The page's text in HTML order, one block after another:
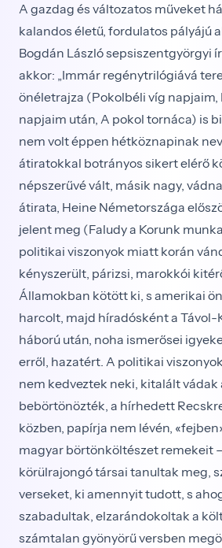
A gazdag és változatos műveket
kalandos életű, fordulatos pályájú
Bogdán László sepsiszentgyörgyi
akkor: „Immár regénytrilógiává
önéletrajza (Pokolbéli víg napjaim,
napjaim után, A pokol tornáca) is
nem volt éppen hétköznapinak
átiratokkal botrányos sikert elérő
népszerűvé vált, másik nagy,
átirata, Heine Németországa
jelent meg (Faludy a Korunk
politikai viszonyok miatt korán
kényszerült, párizsi, marokkói
Államokban kötött ki, s amerikai
harcolt, majd híradósként a Távol-
háború után, noha ismerősei
erről, hazatért. A politikai
nem kedveztek neki, kitalált vádak
bebörtönözték, a hírhedett
közben, papírja nem lévén,
magyar börtönköltészet remekeit
körülrajongó társai tanultak meg,
verseket, ki amennyit tudott, s
szabadultak, elzarándokoltak a
számtalan gyönyörű versben